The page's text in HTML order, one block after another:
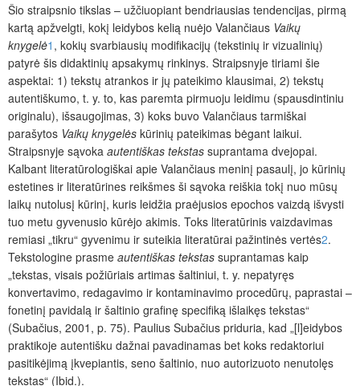
Šio straipsnio tikslas – užčiuopiant bendriausias tendencijas, pirmą
kartą apžvelgti, kokį leidybos kelią nuėjo Valančiaus Vaikų
knygelė1 , kokių svarbiausių modifikacijų (tekstinių ir vizualinių)
patyrė šis didaktinių apsakymų rinkinys. Straipsnyje tiriami šie
aspektai: 1) tekstų atrankos ir jų pateikimo klausimai, 2) tekstų
autentiškumo, t. y. to, kas paremta pirmuoju leidimu (spausdintiniu
originalu), išsaugojimas, 3) koks buvo Valančiaus tarmiškai
parašytos Vaikų knygelės kūrinių pateikimas bėgant laikui.
Straipsnyje sąvoka autentiškas tekstas suprantama dvejopai.
Kalbant literatūrologiškai apie Valančiaus meninį pasaulį, jo kūrinių
estetines ir literatūrines reikšmes ši sąvoka reiškia tokį nuo mūsų
laikų nutolusį kūrinį, kuris leidžia praėjusios epochos vaizdą išvysti
tuo metu gyvenusio kūrėjo akimis. Toks literatūrinis vaizdavimas
remiasi „tikru“ gyvenimu ir suteikia literatūrai pažintinės vertės2.
Tekstologine prasme autentiškas tekstas suprantamas kaip
„tekstas, visais požiūriais artimas šaltiniui, t. y. nepatyręs
konvertavimo, redagavimo ir kontaminavimo procedūrų, paprastai –
fonetinį pavidalą ir šaltinio grafinę specifiką išlaikęs tekstas“
(Subačius, 2001, p. 75). Paulius Subačius priduria, kad „[l]eidybos
praktikoje autentišku dažnai pavadinamas bet koks redaktoriui
pasitikėjimą įkvepiantis, seno šaltinio, nuo autorizuoto nenutolęs
tekstas“ (Ibid.).